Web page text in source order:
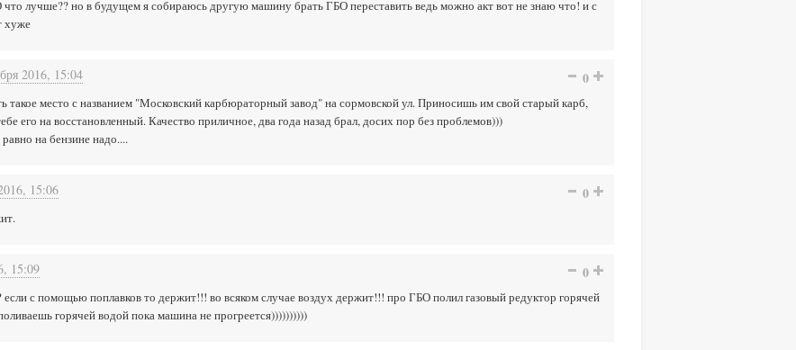
лучше?? но в будущем я собираюсь другую машину брать ГБО переставить ведь можно акт вот не знаю что! и с
хуже
2016, 15:04 0
такое место с названием "Московский карбюраторный завод" на сормовской ул. Приносишь им свой старый карб,
его на восстановленный. Качество приличное, два года назад брал, досих пор без проблемов)))
на бензине надо....
15:06 0
15:09 0
если с помощью поплавков то держит!!! во всяком случае воздух держит!!! про ГБО полил газовый редуктор горячей
горячей водой пока машина не прогреется))))))))))